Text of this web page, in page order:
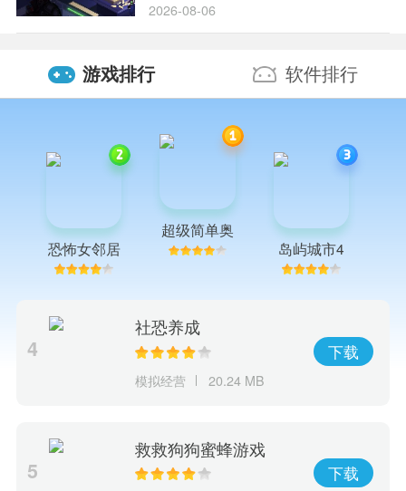
2026-08-06
游戏排行 软件排行
恐怖女邻居
超级简单奥
比
岛屿城市4
模拟人生大
4
社恐养成
模拟经营 20.24 MB
下载
5
救救狗狗蜜蜂游戏
下载